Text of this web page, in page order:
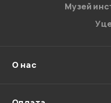
Музей
О нас